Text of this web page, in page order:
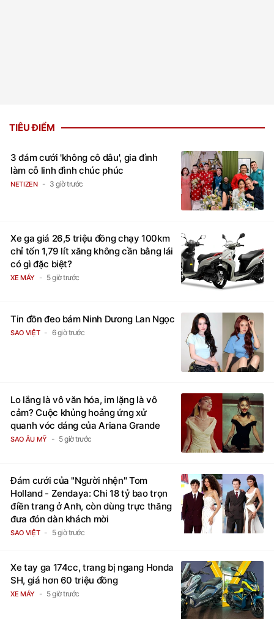
TIÊU ĐIỂM
3 đám cưới 'không cô dâu', gia đình
làm cỗ linh đình chúc phúc
NETIZEN 3 giờ trước
Xe ga giá 26,5 triệu đồng chạy 100km
chỉ tốn 1,79 lít xăng không cần bằng lái
có gì đặc biệt?
XE MÁY 5 giờ trước
Tin đồn đeo bám Ninh Dương Lan Ngọc
SAO VIỆT 6 giờ trước
Lo lắng là vô văn hóa, im lặng là vô
cảm? Cuộc khủng hoảng ứng xử
quanh vóc dáng của Ariana Grande
SAO ÂU MỸ 5 giờ trước
Đám cưới của "Người nhện" Tom
Holland - Zendaya: Chi 18 tỷ bao trọn
điền trang ở Anh, còn dùng trực thăng
đưa đón dàn khách mời
SAO VIỆT 5 giờ trước
Xe tay ga 174cc, trang bị ngang Honda
SH, giá hơn 60 triệu đồng
XE MÁY 5 giờ trước